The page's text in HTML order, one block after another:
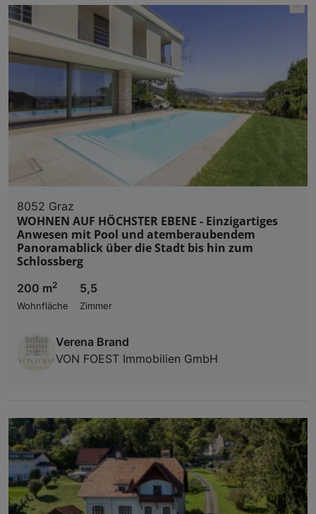
8052 Graz
WOHNEN AUF HÖCHSTER EBENE - Einzigartiges
Anwesen mit Pool und atemberaubendem
Panoramablick über die Stadt bis hin zum
Schlossberg
200 m2
Wohnfläche
5,5
Zimmer
Verena Brand
VON FOEST Immobilien GmbH